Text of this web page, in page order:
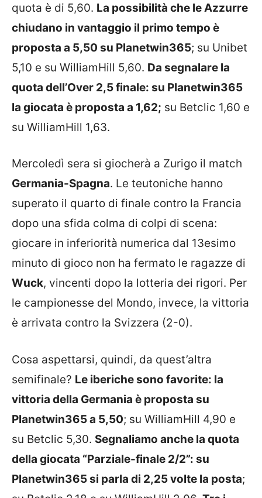
quota è di 5,60. La possibilità che le Azzurre
chiudano in vantaggio il primo tempo è
proposta a 5,50 su Planetwin365; su Unibet
5,10 e su WilliamHill 5,60. Da segnalare la
quota dell’Over 2,5 finale: su Planetwin365
la giocata è proposta a 1,62; su Betclic 1,60 e
su WilliamHill 1,63.
Mercoledì sera si giocherà a Zurigo il match
Germania-Spagna. Le teutoniche hanno
superato il quarto di finale contro la Francia
dopo una sfida colma di colpi di scena:
giocare in inferiorità numerica dal 13esimo
minuto di gioco non ha fermato le ragazze di
Wuck, vincenti dopo la lotteria dei rigori. Per
le campionesse del Mondo, invece, la vittoria
è arrivata contro la Svizzera (2-0).
Cosa aspettarsi, quindi, da quest’altra
semifinale? Le iberiche sono favorite: la
vittoria della Germania è proposta su
Planetwin365 a 5,50; su WilliamHill 4,90 e
su Betclic 5,30. Segnaliamo anche la quota
della giocata “Parziale-finale 2/2”: su
Planetwin365 si parla di 2,25 volte la posta;